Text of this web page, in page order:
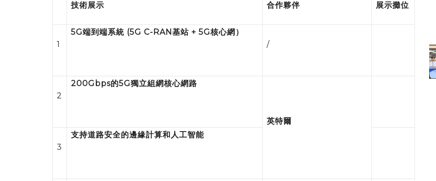
技術展示 合作夥伴 展示攤位
1
5G端到端系統 (5G C-RAN基站 + 5G核心網）
/
2
200Gbps的5G獨立組網核心網路
英特爾
3
支持道路安全的邊緣計算和人工智能